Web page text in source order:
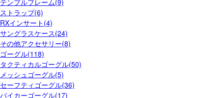
テンプルフレーム(9)
ストラップ(6)
RXインサート(4)
サングラスケース(24)
その他アクセサリー(8)
ゴーグル(118)
タクティカルゴーグル(50)
メッシュゴーグル(5)
セーフティゴーグル(36)
バイカーゴーグル(17)